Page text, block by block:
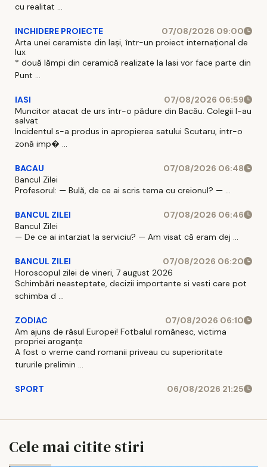
cu realitat ...
INCHIDERE PROIECTE
07/08/2026 09:00
Arta unei ceramiste din Iași, într-un proiect internațional de
lux
* două lămpi din ceramică realizate la Iasi vor face parte din
Punt ...
IASI
07/08/2026 06:59
Muncitor atacat de urs într-o pădure din Bacău. Colegii l-au
salvat
Incidentul s-a produs in apropierea satului Scutaru, intr-o
zonă imp� ...
BACAU
07/08/2026 06:48
Bancul Zilei
Profesorul: — Bulă, de ce ai scris tema cu creionul? — ...
BANCUL ZILEI
07/08/2026 06:46
Bancul Zilei
— De ce ai intarziat la serviciu? — Am visat că eram dej ...
BANCUL ZILEI
07/08/2026 06:20
Horoscopul zilei de vineri, 7 august 2026
Schimbări neasteptate, decizii importante si vesti care pot
schimba d ...
ZODIAC
07/08/2026 06:10
Am ajuns de râsul Europei! Fotbalul românesc, victima
propriei aroganțe
A fost o vreme cand romanii priveau cu superioritate
tururile prelimin ...
SPORT 06/08/2026 21:25
Cele mai citite stiri